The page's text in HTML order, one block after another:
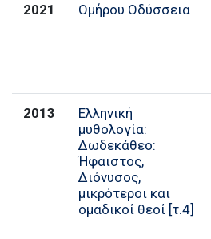
2021 Ομήρου Οδύσσεια
2013
Ελληνική
μυθολογία:
Δωδεκάθεο:
Ήφαιστος,
Διόνυσος,
μικρότεροι και
ομαδικοί θεοί [τ.4]